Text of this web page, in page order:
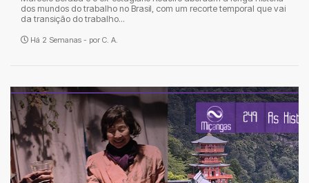
dos mundos do trabalho no Brasil, com um recorte temporal que vai
da transição do trabalho...
Há 2 Semanas - por C. A.